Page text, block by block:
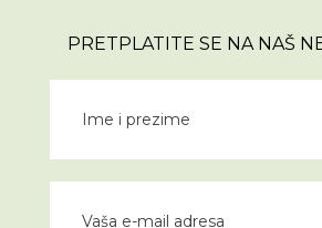
PRETPLATITE SE NA NAŠ